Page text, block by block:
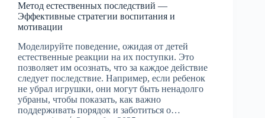
Метод естественных последствий —
Эффективные стратегии воспитания и
мотивации
Моделируйте поведение, ожидая от детей
естественные реакции на их поступки. Это
позволяет им осознать, что за каждое действие
следует последствие. Например, если ребенок
не убрал игрушки, они могут быть ненадолго
убраны, чтобы показать, как важно
поддерживать порядок и заботиться о…